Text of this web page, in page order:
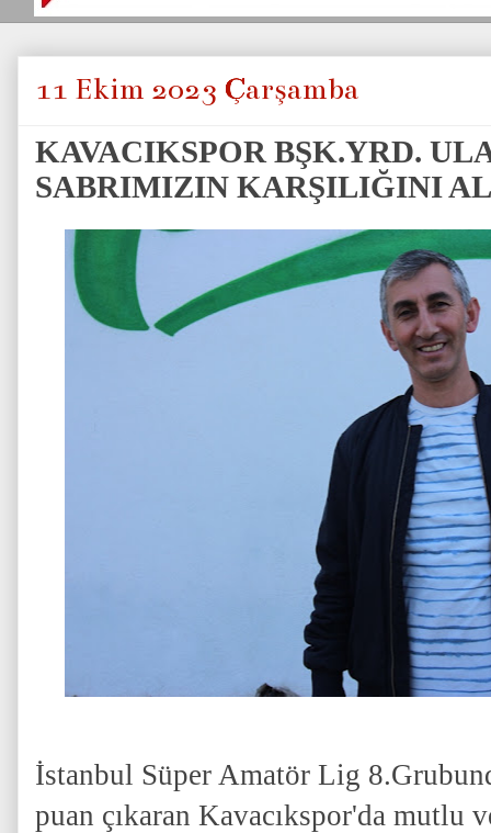
11 Ekim 2023 Çarşamba
KAVACIKSPOR BŞK.YRD.
SABRIMIZIN KARŞILIĞINI
İstanbul Süper Amatör Lig
puan çıkaran Kavacıkspor'da mutlu